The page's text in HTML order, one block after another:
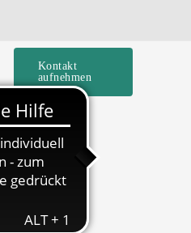
Kontakt
aufnehmen